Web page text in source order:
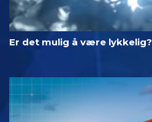
Er det mulig å være lykkelig?